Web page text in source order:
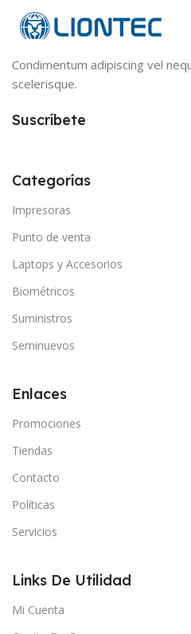
Condimentum adipiscing vel
scelerisque.
Suscríbete
Categorías
Impresoras
Punto de venta
Laptops y Accesorios
Biométricos
Suministros
Seminuevos
Enlaces
Promociones
Tiendas
Contacto
Políticas
Servicios
Links De Utilidad
Mi Cuenta